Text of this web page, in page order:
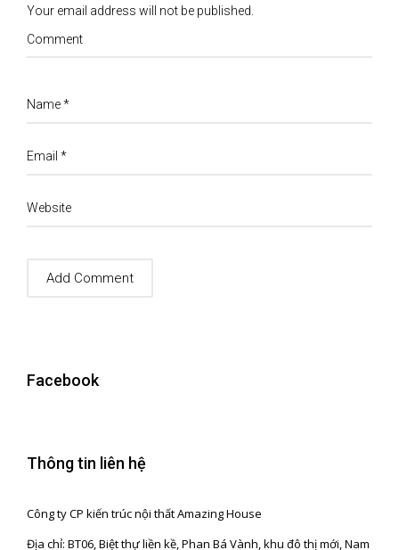
Your email address will not be published.
Comment
Name*
Email *
Website
Facebook
Thông tin liên hệ
Công ty CP kiến trúc nội thất Amazing House
Địa chỉ: BT06, Biệt thự liền kề, Phan Bá Vành, khu đô thị mới, Nam